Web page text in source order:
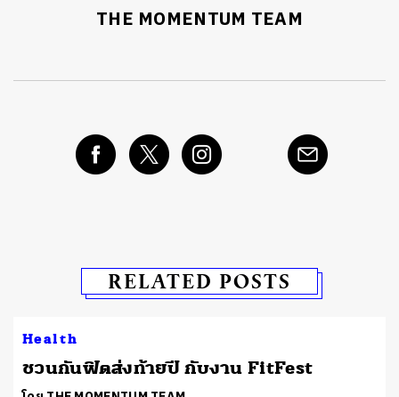
THE MOMENTUM TEAM
RELATED POSTS
Health
ชวนกันฟิตส่งท้ายปี กับงาน FitFest